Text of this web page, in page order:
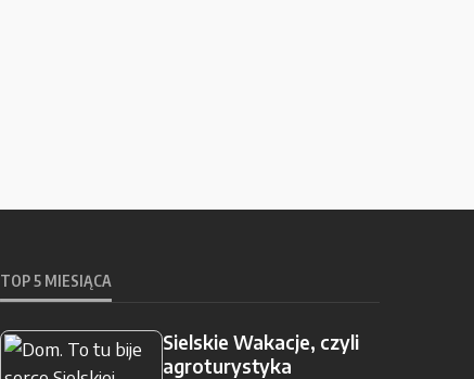
TOP 5 MIESIĄCA
Sielskie Wakacje, czyli
agroturystyka